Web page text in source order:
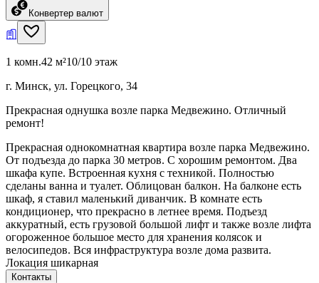
Конвертер валют
1 комн.42 м²10/10 этаж
г. Минск, ул. Горецкого, 34
Прекрасная однушка возле парка Медвежино. Отличный
ремонт!
Прекрасная однокомнатная квартира возле парка Медвежино.
От подъезда до парка 30 метров. С хорошим ремонтом. Два
шкафа купе. Встроенная кухня с техникой. Полностью
сделаны ванна и туалет. Облицован балкон. На балконе есть
шкаф, я ставил маленький диванчик. В комнате есть
кондиционер, что прекрасно в летнее время. Подъезд
аккуратный, есть грузовой большой лифт и также возле лифта
огороженное большое место для хранения колясок и
велосипедов. Вся инфраструктура возле дома развита.
Локация шикарная
Контакты